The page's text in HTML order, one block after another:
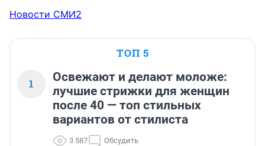
Новости СМИ2
ТОП 5
1
Освежают и делают моложе:
лучшие стрижки для женщин
после 40 — топ стильных
вариантов от стилиста
3 587 Обсудить